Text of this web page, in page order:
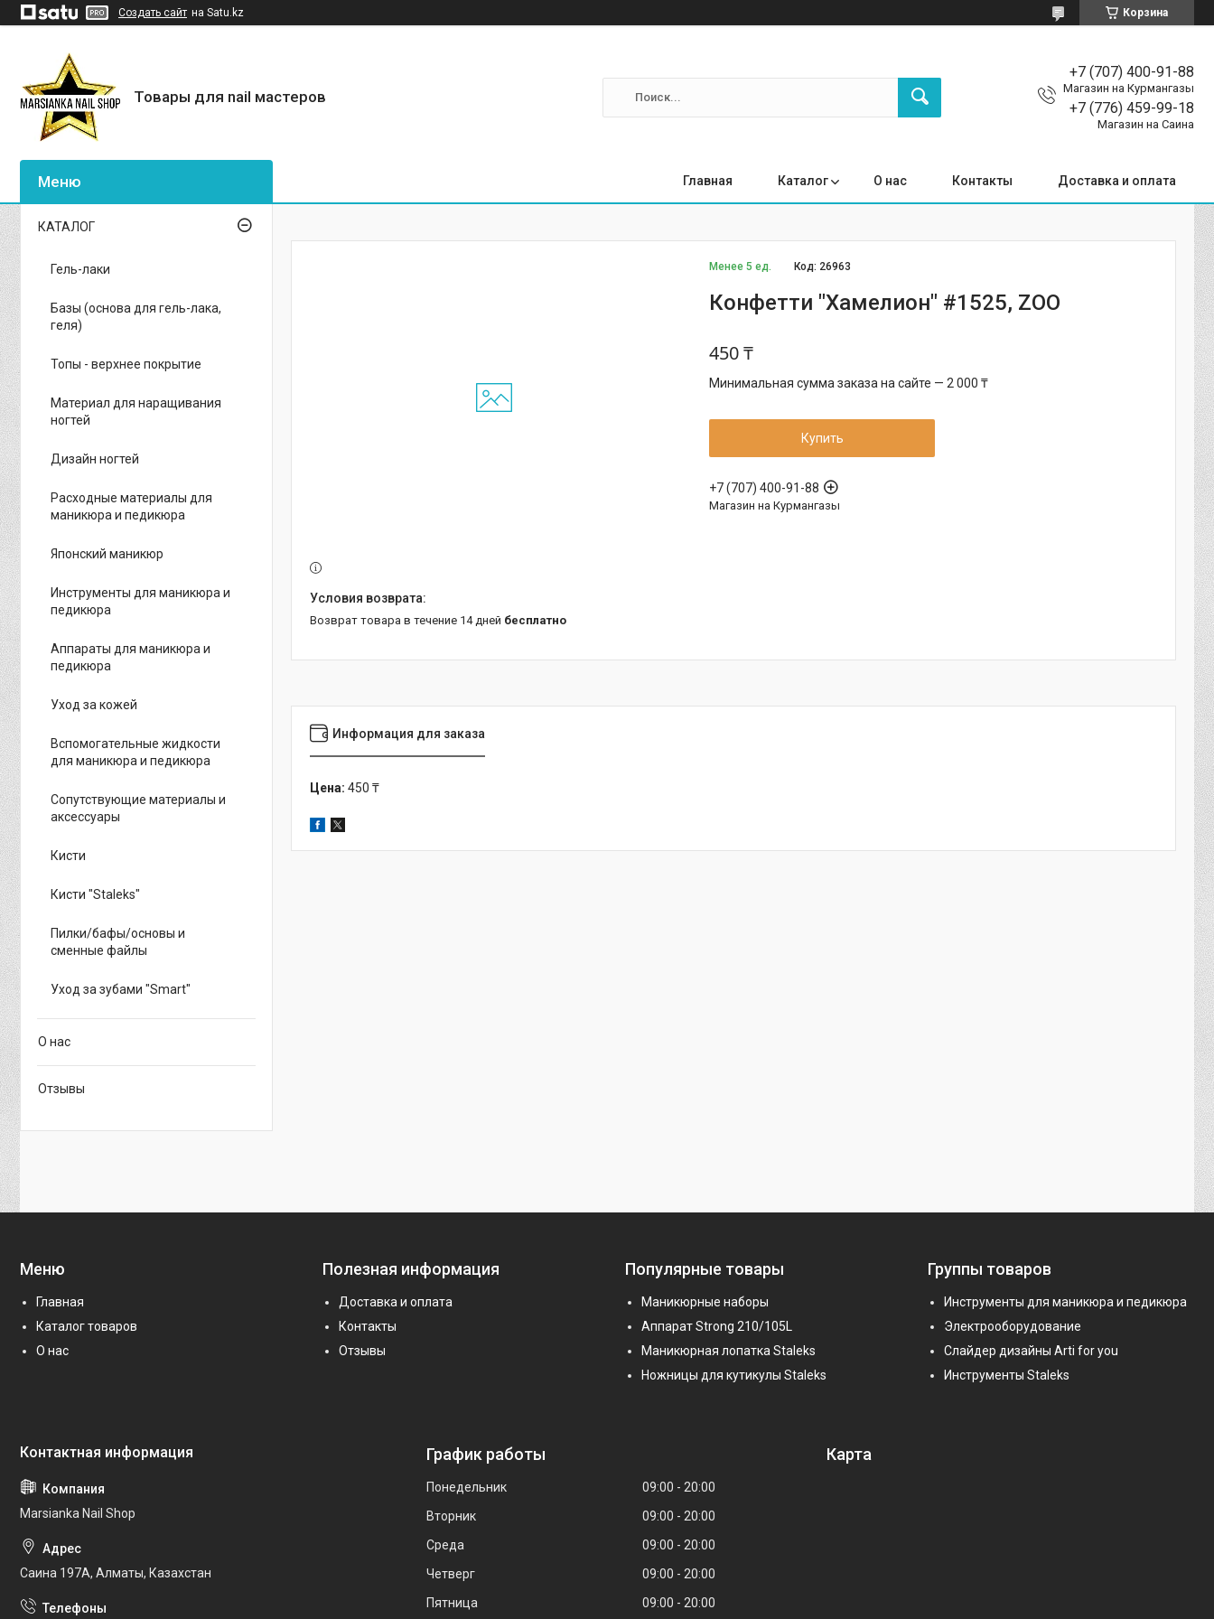
Создать сайт на Satu.kz Корзина
Товары для nail мастеров
+7 (707) 400-91-88
Магазин на Курмангазы
+7 (776) 459-99-18
Магазин на Саина
Главная Каталог О нас Контакты Доставка и оплата
Менее 5 ед. Код: 26963
Конфетти "Хамелион" #1525, ZOO
450 ₸
Минимальная сумма заказа на сайте — 2 000 ₸
Купить
+7 (707) 400-91-88
Магазин на Курмангазы
возврат товара в течение 14 дней бесплатно
Информация для заказа
Цена: 450 ₸
КАТАЛОГ
Гель-лаки
Базы (основа для гель-лака,
геля)
Топы - верхнее покрытие
Материал для наращивания
ногтей
Дизайн ногтей
Расходные материалы для
маникюра и педикюра
Японский маникюр
Инструменты для маникюра и
педикюра
Аппараты для маникюра и
педикюра
Уход за кожей
Вспомогательные жидкости
для маникюра и педикюра
Сопутствующие материалы и
аксессуары
Кисти
Кисти "Staleks"
Пилки/бафы/основы и
сменные файлы
Уход за зубами "Smart"
О нас
Отзывы
Меню
Главная
Каталог товаров
О нас
Полезная информация
Доставка и оплата
Контакты
Отзывы
Популярные товары
Маникюрные наборы
Аппарат Strong 210/105L
Маникюрная лопатка Staleks
Ножницы для кутикулы Staleks
Группы товаров
Инструменты для маникюра и педикюра
Электрооборудование
Слайдер дизайны Arti for you
Инструменты Staleks
Marsianka Nail Shop
Саина 197А, Алматы, Казахстан
График работы
Понедельник 09:00
20:00
Вторник
09:00
20:00
Среда
09:00
20:00
Четверг
09:00
20:00
Пятница
09:00 20:00
Карта